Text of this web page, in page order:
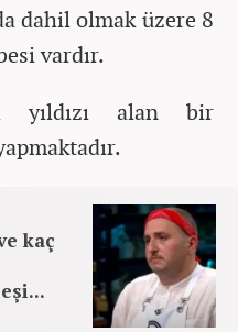
dahil olmak üzere 8
vardır.
yıldızı alan bir
kaç